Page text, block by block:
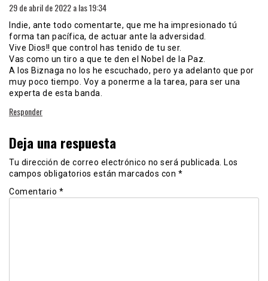
29 de abril de 2022 a las 19:34
Indie, ante todo comentarte, que me ha impresionado tú
forma tan pacífica, de actuar ante la adversidad.
Vive Dios!! que control has tenido de tu ser.
Vas como un tiro a que te den el Nobel de la Paz.
A los Biznaga no los he escuchado, pero ya adelanto que por
muy poco tiempo. Voy a ponerme a la tarea, para ser una
experta de esta banda.
Responder
Deja una respuesta
Tu dirección de correo electrónico no será publicada.
Los
campos obligatorios están marcados con *
Comentario *